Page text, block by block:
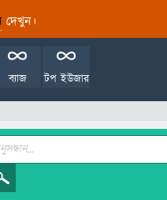
দেখুন।
টপ ইউজার
ব্যাজ